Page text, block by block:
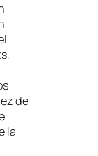
de
la